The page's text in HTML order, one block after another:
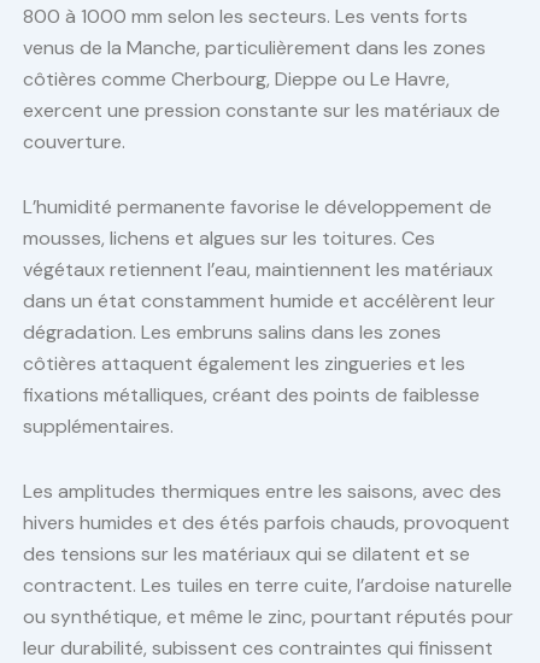
800 à 1000 mm selon les secteurs. Les vents forts
venus de la Manche, particulièrement dans les zones
côtières comme Cherbourg, Dieppe ou Le Havre,
exercent une pression constante sur les matériaux de
couverture.
L’humidité permanente favorise le développement de
mousses, lichens et algues sur les toitures. Ces
végétaux retiennent l’eau, maintiennent les matériaux
dans un état constamment humide et accélèrent leur
dégradation. Les embruns salins dans les zones
côtières attaquent également les zingueries et les
fixations métalliques, créant des points de faiblesse
supplémentaires.
Les amplitudes thermiques entre les saisons, avec des
hivers humides et des étés parfois chauds, provoquent
des tensions sur les matériaux qui se dilatent et se
contractent. Les tuiles en terre cuite, l’ardoise naturelle
ou synthétique, et même le zinc, pourtant réputés pour
leur durabilité, subissent ces contraintes qui finissent